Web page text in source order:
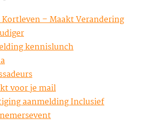
– Maakt Verandering
kennislunch
voor je mail
aanmelding Inclusief